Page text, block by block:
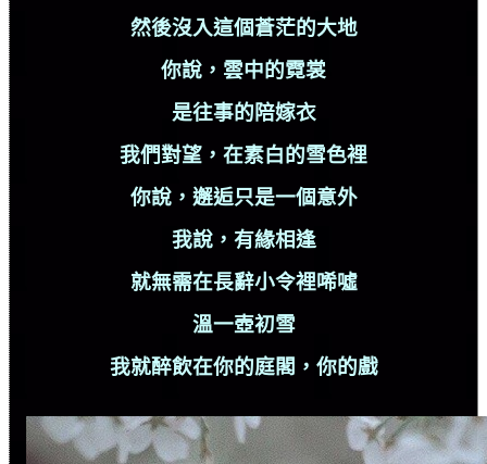
然後沒入這個蒼茫的大地
你說，雲中的霓裳
是往事的陪嫁衣
我們對望，在素白的雪色裡
你說，邂逅只是一個意外
我說，有緣相逢
就無需在長辭小令裡唏噓
溫一壺初雪
我就醉飲在你的庭閣，你的戲